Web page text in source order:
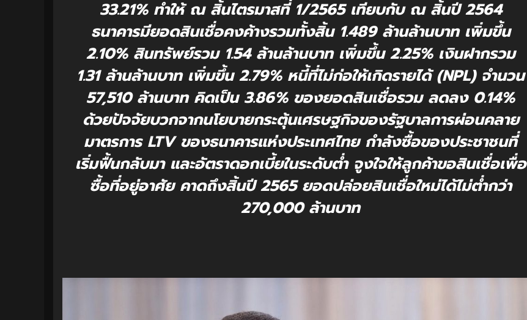
33.21% ทำให้ ณ สิ้นไตรมาสที่ 1/2565 เทียบกับ ณ สิ้นปี 2564
ธนาคารมียอดสินเชื่อคงค้างรวมทั้งสิ้น 1.489 ล้านล้านบาท เพิ่มขึ้น
2.10% สินทรัพย์รวม 1.54 ล้านล้านบาท เพิ่มขึ้น 2.25% เงินฝากรวม
1.31 ล้านล้านบาท เพิ่มขึ้น 2.79% หนี้ที่ไม่ก่อให้เกิดรายได้ (NPL) จำนวน
57,510 ล้านบาท คิดเป็น 3.86% ของยอดสินเชื่อรวม ลดลง 0.14%
ด้วยปัจจัยบวกจากนโยบายกระตุ้นเศรษฐกิจของรัฐบาลการผ่อนคลาย
มาตรการ LTV ของธนาคารแห่งประเทศไทย กำลังซื้อของประชาชนที่
เริ่มฟื้นกลับมา และอัตราดอกเบี้ยในระดับต่ำ จูงใจให้ลูกค้าขอสินเชื่อเพื่อ
ซื้อที่อยู่อาศัย คาดถึงสิ้นปี 2565 ยอดปล่อยสินเชื่อใหม่ได้ไม่ต่ำกว่า
270,000 ล้านบาท